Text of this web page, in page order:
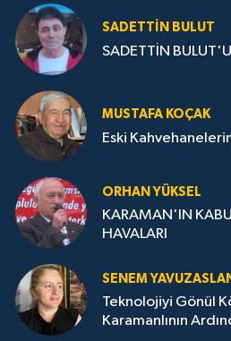
SADETTIN BULUT
SADETTİN
MUSTAFA KOÇAK
Eski
ORHAN YÜKSEL
KARAMAN'IN
HAVALARI
SENEM
Teknolojiyi Gönül
Karamanlının